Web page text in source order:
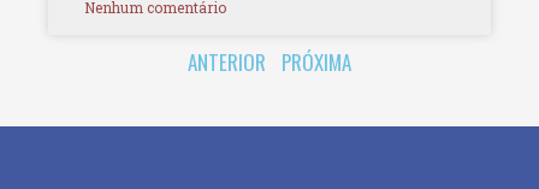
Nenhum comentário
ANTERIOR PRÓXIMA